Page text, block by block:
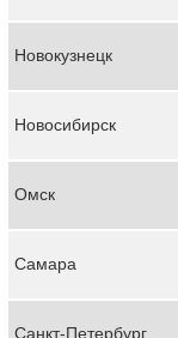
Новокузнецк
Новосибирск
Омск
Самара
Санкт-Петербург